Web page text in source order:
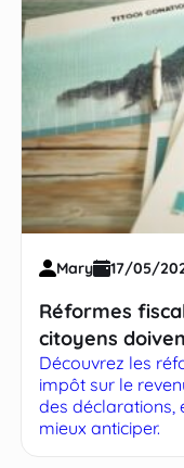
Mary 17/05/
Réformes
citoyens
Découvrez les
impôt sur le
des déclarations,
mieux anticiper.